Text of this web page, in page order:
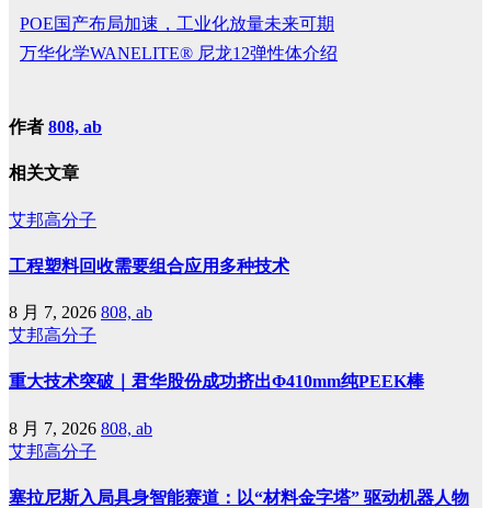
POE国产布局加速，工业化放量未来可期
万华化学WANELITE® 尼龙12弹性体介绍
作者 808, ab
相关文章
艾邦高分子
工程塑料回收需要组合应用多种技术
8 月 7, 2026 808, ab
艾邦高分子
重大技术突破｜君华股份成功挤出Φ410mm纯PEEK棒
8 月 7, 2026 808, ab
艾邦高分子
塞拉尼斯入局具身智能赛道：以“材料金字塔” 驱动机器人物